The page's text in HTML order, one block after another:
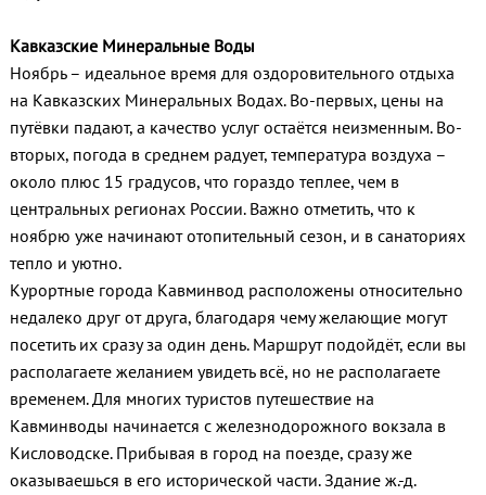
Кавказские Минеральные Воды
Ноябрь – идеальное время для оздоровительного отдыха
на Кавказских Минеральных Водах. Во-первых, цены на
путёвки падают, а качество услуг остаётся неизменным. Во-
вторых, погода в среднем радует, температура воздуха –
около плюс 15 градусов, что гораздо теплее, чем в
центральных регионах России. Важно отметить, что к
ноябрю уже начинают отопительный сезон, и в санаториях
тепло и уютно.
Курортные города Кавминвод расположены относительно
недалеко друг от друга, благодаря чему желающие могут
посетить их сразу за один день. Маршрут подойдёт, если вы
располагаете желанием увидеть всё, но не располагаете
временем. Для многих туристов путешествие на
Кавминводы начинается с железнодорожного вокзала в
Кисловодске. Прибывая в город на поезде, сразу же
оказываешься в его исторической части. Здание ж.-д.